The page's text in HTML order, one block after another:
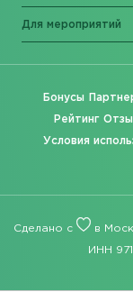
Для мероприятий
Бонусы
Рейтинг
Условия
Сделано с в
ИНН